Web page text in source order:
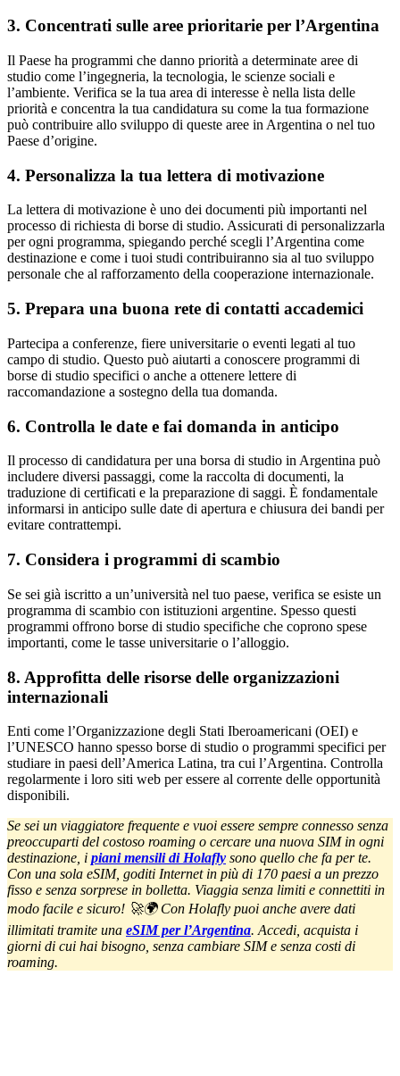
3. Concentrati sulle aree prioritarie per l’Argentina
Il Paese ha programmi che danno priorità a determinate aree di
studio come l’ingegneria, la tecnologia, le scienze sociali e
l’ambiente. Verifica se la tua area di interesse è nella lista delle
priorità e concentra la tua candidatura su come la tua formazione
può contribuire allo sviluppo di queste aree in Argentina o nel tuo
Paese d’origine.
4. Personalizza la tua lettera di motivazione
La lettera di motivazione è uno dei documenti più importanti nel
processo di richiesta di borse di studio. Assicurati di personalizzarla
per ogni programma, spiegando perché scegli l’Argentina come
destinazione e come i tuoi studi contribuiranno sia al tuo sviluppo
personale che al rafforzamento della cooperazione internazionale.
5. Prepara una buona rete di contatti accademici
Partecipa a conferenze, fiere universitarie o eventi legati al tuo
campo di studio. Questo può aiutarti a conoscere programmi di
borse di studio specifici o anche a ottenere lettere di
raccomandazione a sostegno della tua domanda.
6. Controlla le date e fai domanda in anticipo
Il processo di candidatura per una borsa di studio in Argentina può
includere diversi passaggi, come la raccolta di documenti, la
traduzione di certificati e la preparazione di saggi. È fondamentale
informarsi in anticipo sulle date di apertura e chiusura dei bandi per
evitare contrattempi.
7. Considera i programmi di scambio
Se sei già iscritto a un’università nel tuo paese, verifica se esiste un
programma di scambio con istituzioni argentine. Spesso questi
programmi offrono borse di studio specifiche che coprono spese
importanti, come le tasse universitarie o l’alloggio.
8. Approfitta delle risorse delle organizzazioni
internazionali
Enti come l’Organizzazione degli Stati Iberoamericani (OEI) e
l’UNESCO hanno spesso borse di studio o programmi specifici per
studiare in paesi dell’America Latina, tra cui l’Argentina. Controlla
regolarmente i loro siti web per essere al corrente delle opportunità
disponibili.
Se sei un viaggiatore frequente e vuoi essere sempre connesso senza
preoccuparti del costoso roaming o cercare una nuova SIM in ogni
destinazione, i piani mensili di Holafly sono quello che fa per te.
Con una sola eSIM, goditi Internet in più di 170 paesi a un prezzo
fisso e senza sorprese in bolletta. Viaggia senza limiti e connettiti in
modo facile e sicuro! 🚀🌍Con Holafly puoi anche avere dati
illimitati tramite una eSIM per l’Argentina. Accedi, acquista i
giorni di cui hai bisogno, senza cambiare SIM e senza costi di
roaming.